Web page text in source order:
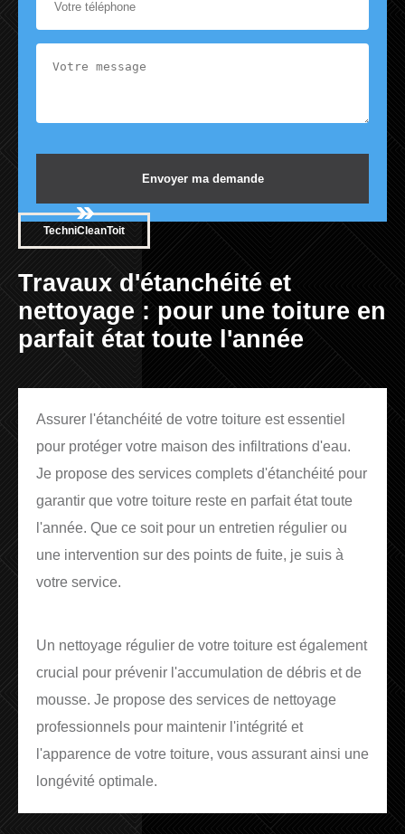
TechniCleanToit
Travaux d'étanchéité et
nettoyage : pour une toiture en
parfait état toute l'année
Assurer l'étanchéité de votre toiture est essentiel
pour protéger votre maison des infiltrations d'eau.
Je propose des services complets d'étanchéité pour
garantir que votre toiture reste en parfait état toute
l'année. Que ce soit pour un entretien régulier ou
une intervention sur des points de fuite, je suis à
votre service.
Un nettoyage régulier de votre toiture est également
crucial pour prévenir l'accumulation de débris et de
mousse. Je propose des services de nettoyage
professionnels pour maintenir l'intégrité et
l'apparence de votre toiture, vous assurant ainsi une
longévité optimale.